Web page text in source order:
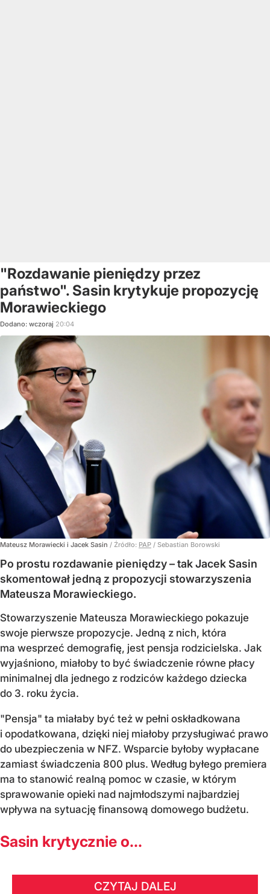
"Rozdawanie pieniędzy przez
państwo". Sasin krytykuje propozycję
Morawieckiego
Dodano: wczoraj 20:04
Mateusz Morawiecki i Jacek Sasin / Źródło: PAP / Sebastian Borowski
Po prostu rozdawanie pieniędzy – tak Jacek Sasin
skomentował jedną z propozycji stowarzyszenia
Mateusza Morawieckiego.
Stowarzyszenie Mateusza Morawieckiego pokazuje
swoje pierwsze propozycje. Jedną z nich, która
ma wesprzeć demografię, jest pensja rodzicielska. Jak
wyjaśniono, miałoby to być świadczenie równe płacy
minimalnej dla jednego z rodziców każdego dziecka
do 3. roku życia.
"Pensja" ta miałaby być też w pełni oskładkowana
i opodatkowana, dzięki niej miałoby przysługiwać prawo
do ubezpieczenia w NFZ. Wsparcie byłoby wypłacane
zamiast świadczenia 800 plus. Według byłego premiera
ma to stanowić realną pomoc w czasie, w którym
sprawowanie opieki nad najmłodszymi najbardziej
wpływa na sytuację finansową domowego budżetu.
Sasin krytycznie o...
CZYTAJ DALEJ